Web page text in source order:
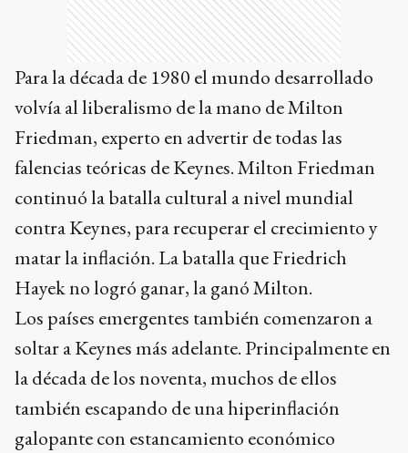
Para la década de 1980 el mundo desarrollado
volvía al liberalismo de la mano de Milton
Friedman, experto en advertir de todas las
falencias teóricas de Keynes. Milton Friedman
continuó la batalla cultural a nivel mundial
contra Keynes, para recuperar el crecimiento y
matar la inflación. La batalla que Friedrich
Hayek no logró ganar, la ganó Milton.
Los países emergentes también comenzaron a
soltar a Keynes más adelante. Principalmente en
la década de los noventa, muchos de ellos
también escapando de una hiperinflación
galopante con estancamiento económico